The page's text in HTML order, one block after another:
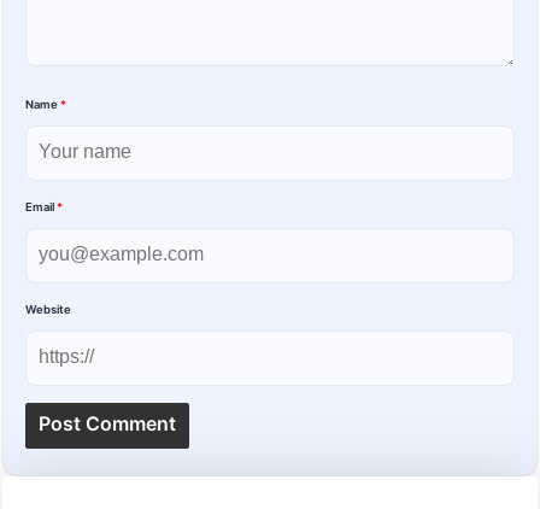
Name *
Email *
Website